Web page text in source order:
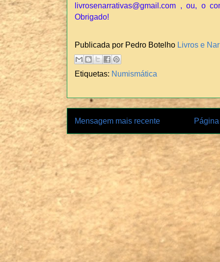
livrosenarrativas@gmail.com , ou, o
Obrigado!
Publicada por Pedro Botelho Livros e
Etiquetas: Numismática
Mensagem mais recente